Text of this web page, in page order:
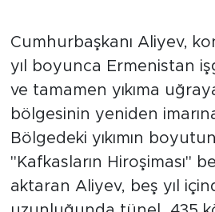
sürüyor
Cumhurbaşkanı Aliyev,
yıl boyunca Ermenistan
ve tamamen yıkıma
bölgesinin yeniden
Bölgedeki yıkımın
"Kafkasların Hiroşiması"
aktaran Aliyev, beş yıl